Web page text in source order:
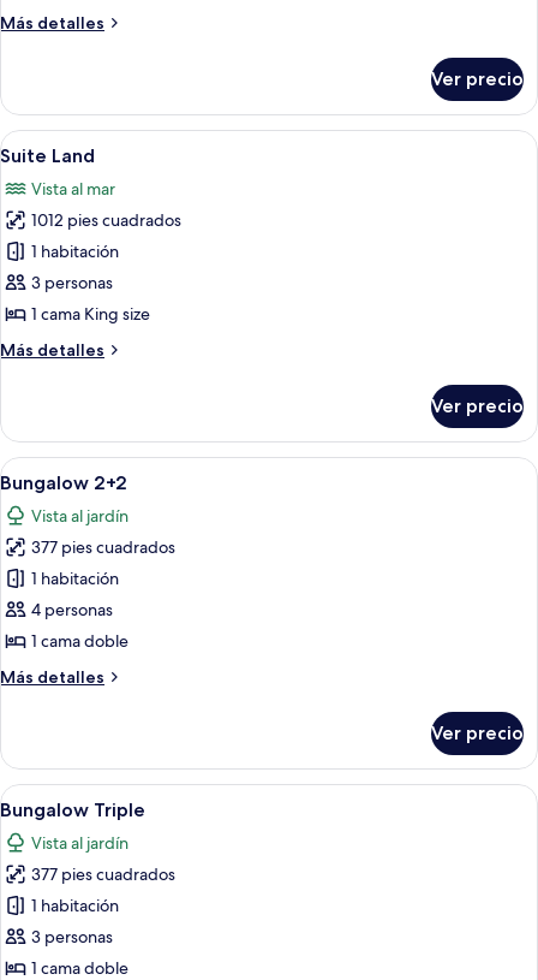
Más detalles
Más
Family
Ver precio
Abrir
todas
las
fotos
de
Suite
Land
Ropa de cama hipoalergénica y
8
Suite Land
Vista al mar
1012 pies cuadrados
1 habitación
3 personas
1 cama King size
Más detalles
Más
Land
Ver precio
Abrir
todas
las
fotos
de
Bungalow
2+2
Una cama con cabecera de diseño
9
Bungalow 2+2
Vista al jardín
377 pies cuadrados
1 habitación
4 personas
1 cama doble
Más detalles
Más
2+2
Ver precio
Abrir
todas
las
fotos
de
Bungalow
Triple
Una cama con cabecera de diseño
8
Bungalow Triple
Vista al jardín
377 pies cuadrados
1 habitación
3 personas
1 cama doble